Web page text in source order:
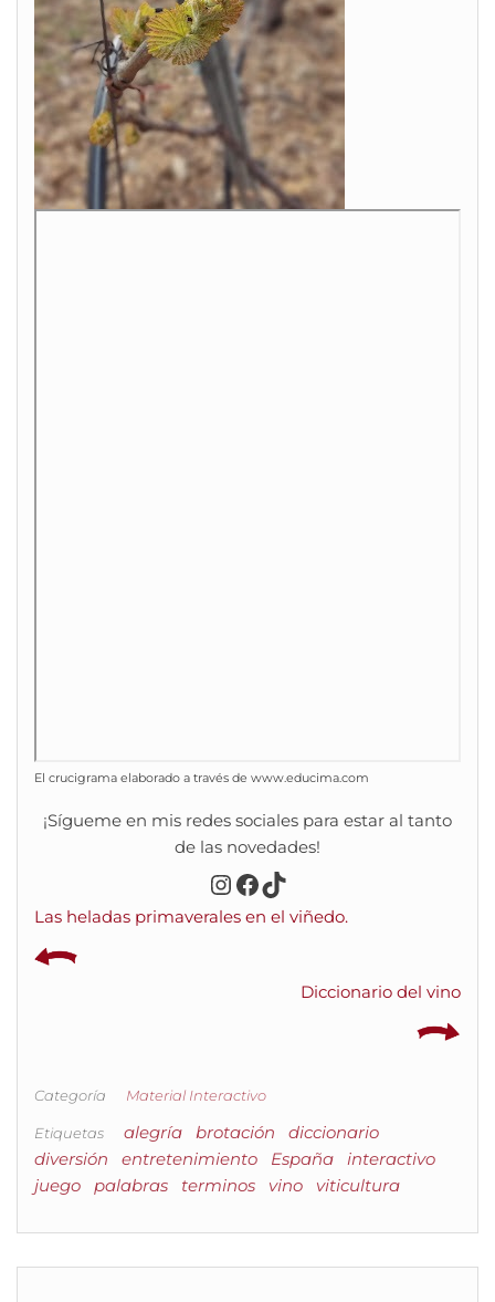
El crucigrama elaborado a través de www.educima.com
¡Sígueme en mis redes sociales para estar al tanto
de las novedades!
Instagram
Facebook
TikTok
Las heladas primaverales en el viñedo.
Diccionario del vino
Categoría Material Interactivo
Etiquetas alegría brotación
diccionario
diversión
entretenimiento España
interactivo
juego
palabras terminos vino viticultura